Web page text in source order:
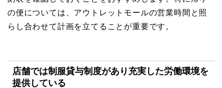
の便については、アウトレットモールの営業時間と照
らし合わせて計画を立てることが重要です。
店舗では制服貸与制度があり充実した労働環境を
提供している